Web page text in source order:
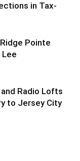
in Tax-
Pointe
Lee
Radio Lofts
to Jersey City